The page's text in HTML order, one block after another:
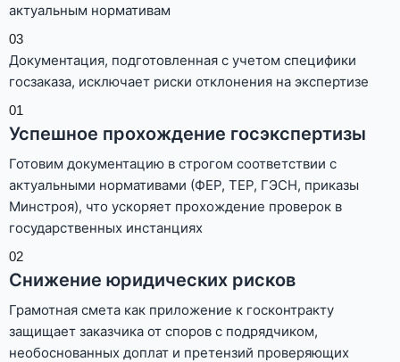
актуальным нормативам
03
Документация, подготовленная с учетом специфики
госзаказа, исключает риски отклонения на экспертизе
01
Успешное прохождение госэкспертизы
Готовим документацию в строгом соответствии с
актуальными нормативами (ФЕР, ТЕР, ГЭСН, приказы
Минстроя), что ускоряет прохождение проверок в
государственных инстанциях
02
Снижение юридических рисков
Грамотная смета как приложение к госконтракту
защищает заказчика от споров с подрядчиком,
необоснованных доплат и претензий проверяющих